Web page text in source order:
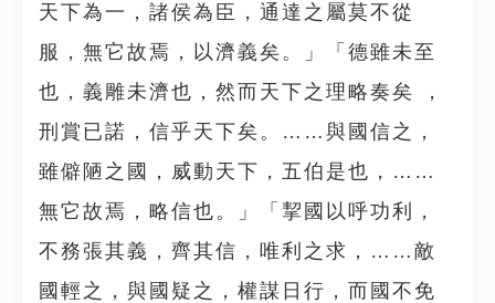
天下為一，諸侯為臣，通達之屬莫不從
服，無它故焉，以濟義矣。」「德雖未至
也，義雕未濟也，然而天下之理略奏矣 ，
刑賞已諾，信乎天下矣。……與國信之，
雖僻陋之國，威動天下，五伯是也，……
無它故焉，略信也。」「挈國以呼功利，
不務張其義，齊其信，唯利之求，……敵
國輕之，與國疑之，權謀日行，而國不免